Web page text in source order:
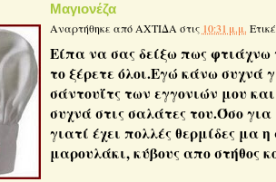
Μαγιονέζα
Αναρτήθηκε από ΑΧΤΙΔΑ στις 10:31 μ.μ.
Είπα να σας δείξω πως φτιάχνω
το ξέρετε όλοι.Εγώ κάνω συχνά
σάντουΐτς των εγγονιών μου
συχνά στις σαλάτες του.Όσο
γιατί έχει πολλές θερμίδες μα
μαρουλάκι, κύβους απο στήθος